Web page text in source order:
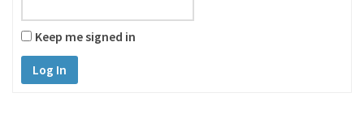
Keep me signed in
Log In